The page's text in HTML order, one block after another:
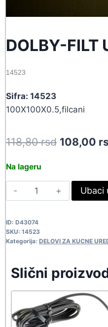
DOLBY-FILT
14523
Sifra: 14523
100X100X0.5,filcani
118,80rsd Original
118,80
108,00
Na lageru
DOLBY-
FILT
01
14523
Ubaci
ID: D43074
SKU: 14523
Kategorija: DELOVI ZA KUCNE
Slični